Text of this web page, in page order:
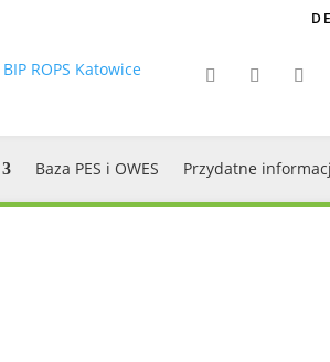
Baza PES i OWES Przydatne